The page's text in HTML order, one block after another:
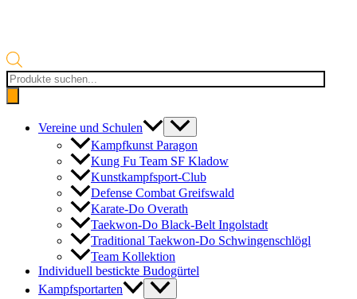
Products
search
Vereine und Schulen
Kampfkunst Paragon
Kung Fu Team SF Kladow
Kunstkampfsport-Club
Defense Combat Greifswald
Karate-Do Overath
Taekwon-Do Black-Belt Ingolstadt
Traditional Taekwon-Do Schwingenschlögl
Team Kollektion
Individuell bestickte Budogürtel
Kampfsportarten